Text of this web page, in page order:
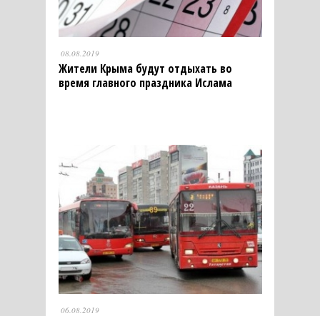
08.08.2019
Жители Крыма будут отдыхать во
время главного праздника Ислама
06.08.2019